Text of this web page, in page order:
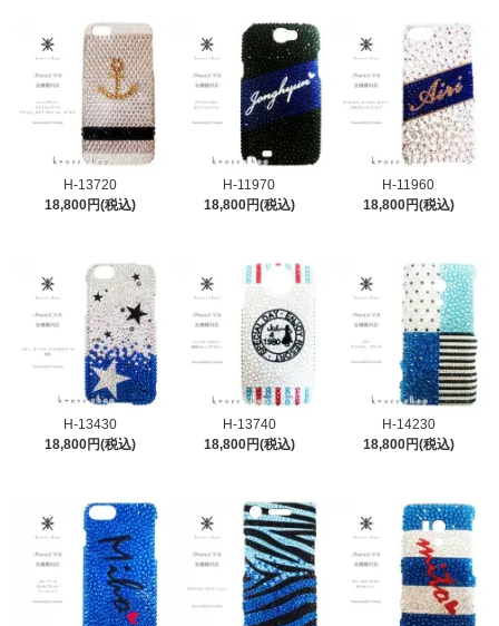
H-13720
18,800円(税込)
H-11970
18,800円(税込)
H-11960
18,800円(税込)
H-13430
18,800円(税込)
H-13740
18,800円(税込)
H-14230
18,800円(税込)